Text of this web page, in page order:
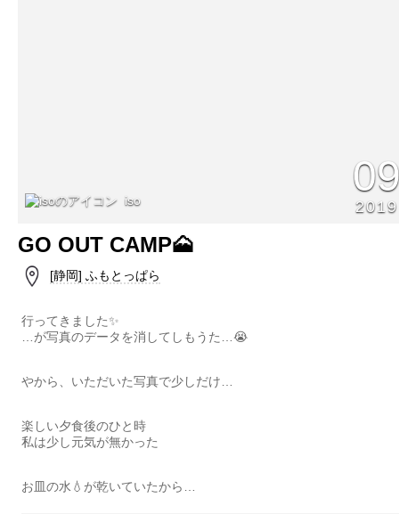
iso 2019
GO OUT CAMP🗻
[静岡] ふもとっぱら
行ってきました✨
…が写真のデータを消してしもうた…😭
やから、いただいた写真で少しだけ…
楽しい夕食後のひと時
私は少し元気が無かった
お皿の水💧が乾いていたから…